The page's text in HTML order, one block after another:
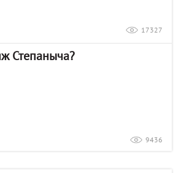
17327
Степаныча?
9436